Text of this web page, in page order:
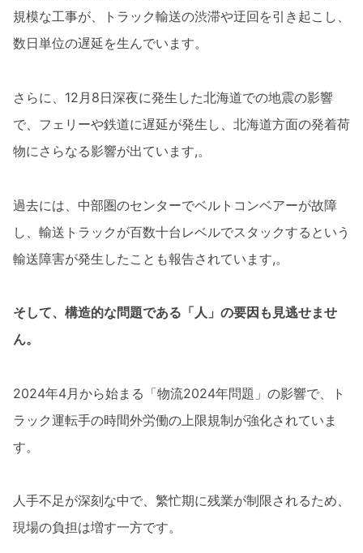
規模な工事が、トラック輸送の渋滞や迂回を引き起こし、
数日単位の遅延を生んでいます。
さらに、12月8日深夜に発生した北海道での地震の影響
で、フェリーや鉄道に遅延が発生し、北海道方面の発着荷
物にさらなる影響が出ています,。
過去には、中部圏のセンターでベルトコンベアーが故障
し、輸送トラックが百数十台レベルでスタックするという
輸送障害が発生したことも報告されています,。
そして、構造的な問題である「人」の要因も見逃せませ
ん。
2024年4月から始まる「物流2024年問題」の影響で、ト
ラック運転手の時間外労働の上限規制が強化されていま
す。
人手不足が深刻な中で、繁忙期に残業が制限されるため、
現場の負担は増す一方です。